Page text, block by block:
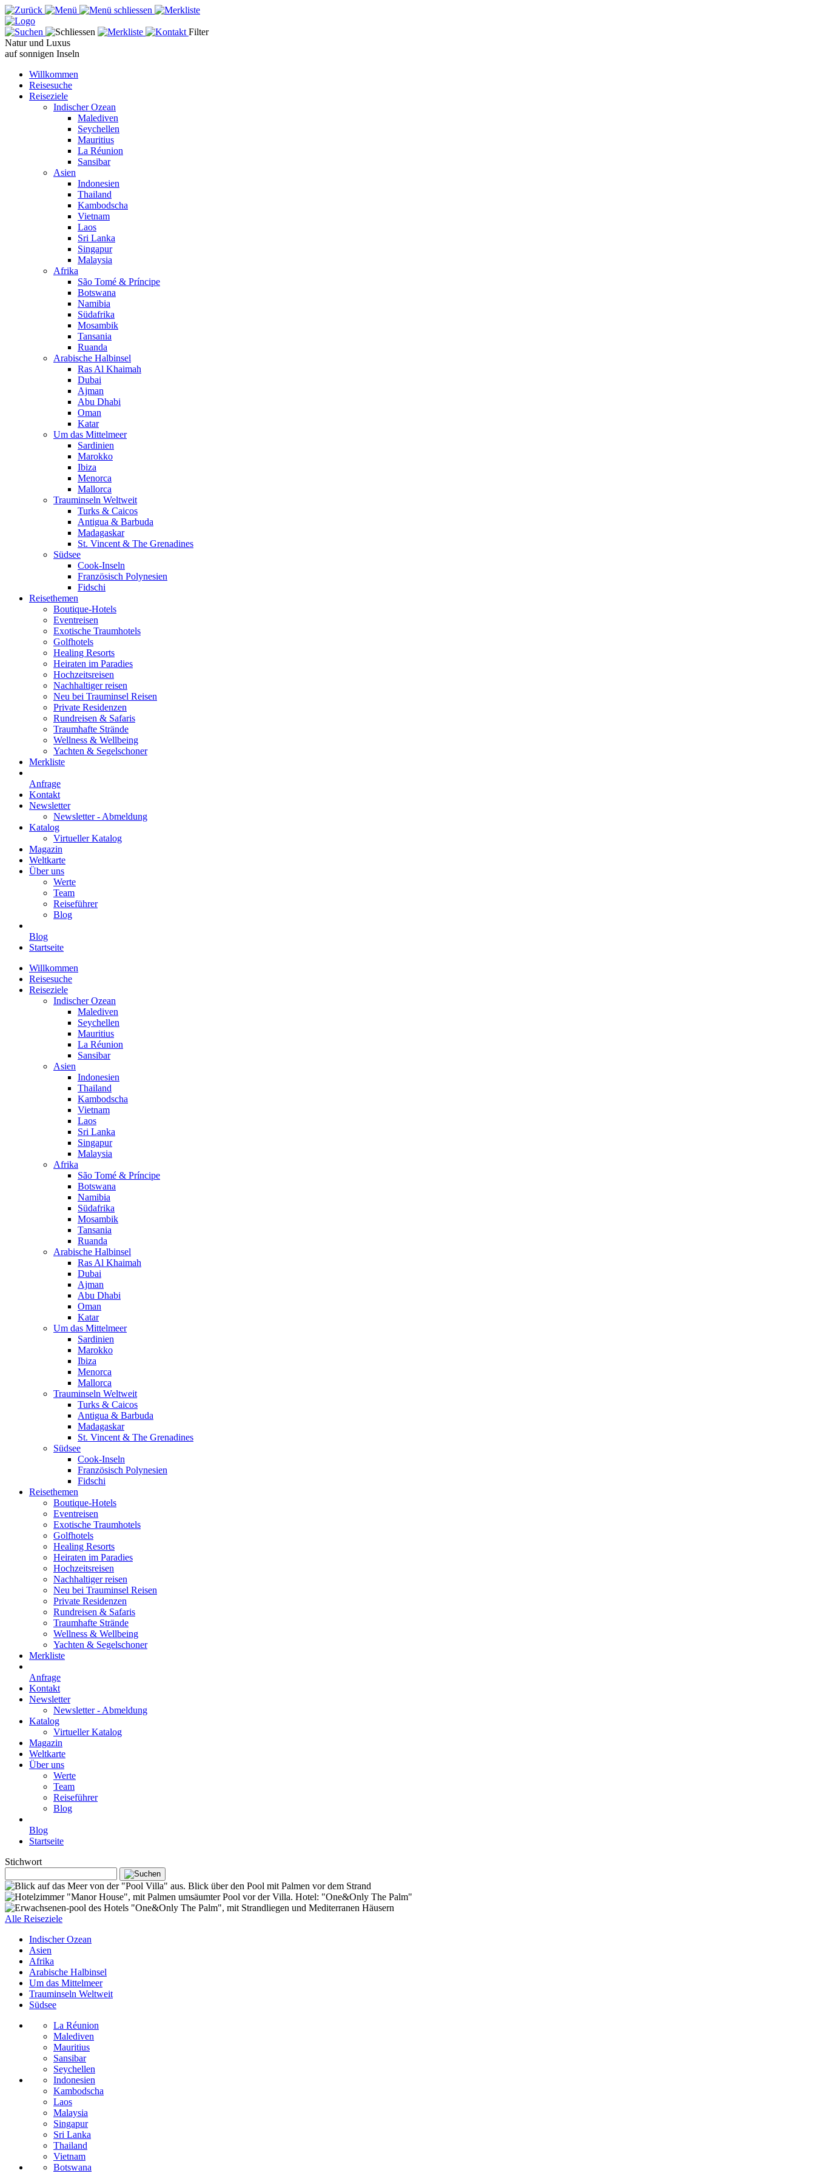
Filter
Natur und Luxus
auf sonnigen Inseln
Willkommen
Reisesuche
Reiseziele
Indischer Ozean
Malediven
Seychellen
Mauritius
La Réunion
Sansibar
Asien
Indonesien
Thailand
Kambodscha
Vietnam
Laos
Sri Lanka
Singapur
Malaysia
Afrika
São Tomé & Príncipe
Botswana
Namibia
Südafrika
Mosambik
Tansania
Ruanda
Arabische Halbinsel
Ras Al Khaimah
Dubai
Ajman
Abu Dhabi
Oman
Katar
Um das Mittelmeer
Sardinien
Marokko
Ibiza
Menorca
Mallorca
Trauminseln Weltweit
Turks & Caicos
Antigua & Barbuda
Madagaskar
St. Vincent & The Grenadines
Südsee
Cook-Inseln
Französisch Polynesien
Fidschi
Reisethemen
Boutique-Hotels
Eventreisen
Exotische Traumhotels
Golfhotels
Healing Resorts
Heiraten im Paradies
Hochzeitsreisen
Nachhaltiger reisen
Neu bei Trauminsel Reisen
Private Residenzen
Rundreisen & Safaris
Traumhafte Strände
Wellness & Wellbeing
Yachten & Segelschoner
Merkliste
Anfrage
Kontakt
Newsletter
Newsletter - Abmeldung
Katalog
Virtueller Katalog
Magazin
Weltkarte
Über uns
Werte
Team
Reiseführer
Blog
Blog
Startseite
Willkommen
Reisesuche
Reiseziele
Indischer Ozean
Malediven
Seychellen
Mauritius
La Réunion
Sansibar
Asien
Indonesien
Thailand
Kambodscha
Vietnam
Laos
Sri Lanka
Singapur
Malaysia
Afrika
São Tomé & Príncipe
Botswana
Namibia
Südafrika
Mosambik
Tansania
Ruanda
Arabische Halbinsel
Ras Al Khaimah
Dubai
Ajman
Abu Dhabi
Oman
Katar
Um das Mittelmeer
Sardinien
Marokko
Ibiza
Menorca
Mallorca
Trauminseln Weltweit
Turks & Caicos
Antigua & Barbuda
Madagaskar
St. Vincent & The Grenadines
Südsee
Cook-Inseln
Französisch Polynesien
Fidschi
Reisethemen
Boutique-Hotels
Eventreisen
Exotische Traumhotels
Golfhotels
Healing Resorts
Heiraten im Paradies
Hochzeitsreisen
Nachhaltiger reisen
Neu bei Trauminsel Reisen
Private Residenzen
Rundreisen & Safaris
Traumhafte Strände
Wellness & Wellbeing
Yachten & Segelschoner
Merkliste
Anfrage
Kontakt
Newsletter
Newsletter - Abmeldung
Katalog
Virtueller Katalog
Magazin
Weltkarte
Über uns
Werte
Team
Reiseführer
Blog
Blog
Startseite
Stichwort
Alle Reiseziele
Indischer Ozean
Asien
Afrika
Arabische Halbinsel
Um das Mittelmeer
Trauminseln Weltweit
Südsee
La Réunion
Malediven
Mauritius
Sansibar
Seychellen
Indonesien
Kambodscha
Laos
Malaysia
Singapur
Sri Lanka
Thailand
Vietnam
Botswana